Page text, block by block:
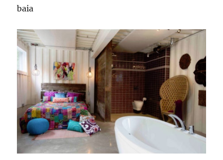
baia